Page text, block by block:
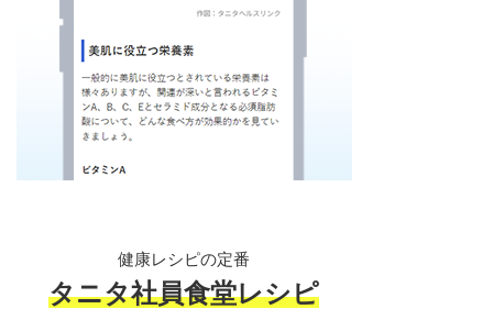
健康レシピの定番
タニタ社員食堂レシピ